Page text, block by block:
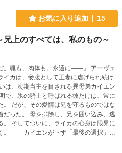
お気に入り追加 15
上のすべては、私のもの～
魂も、肉体も。永遠に―—』 アーヴェ
イカは、妾腹として正妻に虐げられ続け
は、次期当主を目される異母弟カイエン
で、氷の騎士と呼ばれる彼だけは、常に
。 だが、その愛情は兄を守るものではな
だった。 母を排除し、兄を囲い込み、逃
。 そしてついに、ライカの心身は限界に
。 ——カイエンが下す「最後の選択」と
末は、幸福か、それとも狂気の果てか。